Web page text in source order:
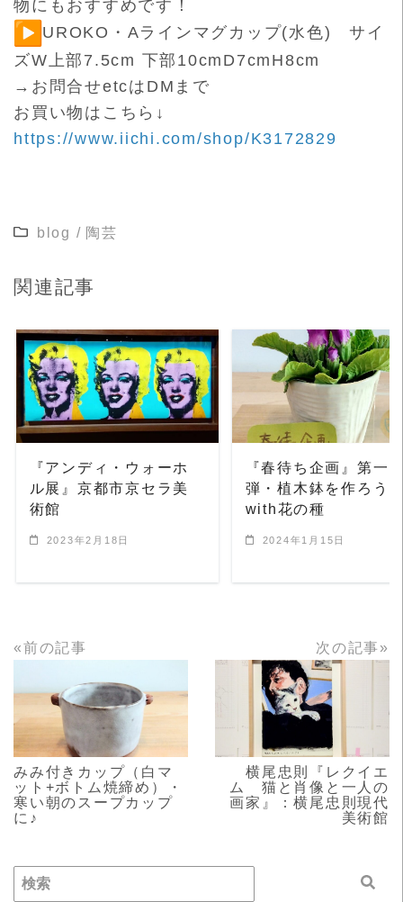
物にもおすすめです！
UROKO・Aラインマグカップ(水色) サイ
ズW上部7.5cm 下部10cmD7cmH8cm
→お問合せetcはDMまで
お買い物はこちら↓
https://www.iichi.com/shop/K3172829
blog / 陶芸
関連記事
READ MORE
『アンディ・ウォーホ
ル展』京都市京セラ美
術館
2023年2月18日
READ MORE
『春待ち企画』第一
弾・植木鉢を作ろう
with花の種
2024年1月15日
«前の記事
READ MORE
みみ付きカップ（白マ
ット+ボトム焼締め）・
寒い朝のスープカップ
に♪
次の記事»
READ MORE
横尾忠則『レクイエ
ム 猫と肖像と一人の
画家』：横尾忠則現代
美術館